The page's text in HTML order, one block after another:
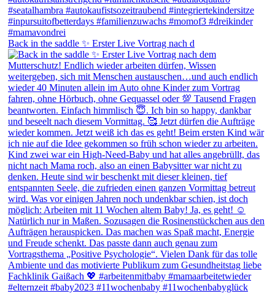
Back in the saddle ✨ Erster Live Vortrag nach d